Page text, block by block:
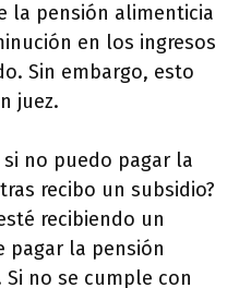
la pensión alimenticia
en los ingresos
Sin embargo, esto
juez.
si no puedo pagar la
recibo un subsidio?
recibiendo un
pagar la pensión
no se cumple con